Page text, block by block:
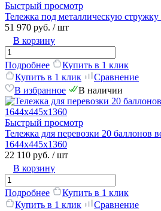
Быстрый просмотр
Тележка под металлическую
51 970 руб. / шт
В корзину
Подробнее
Купить в 1 клик
Купить в 1 клик
Сравнение
В избранное
В наличии
Быстрый просмотр
Тележка для перевозки 20 баллонов
1644х445х1360
22 110 руб. / шт
В корзину
Подробнее
Купить в 1 клик
Купить в 1 клик
Сравнение